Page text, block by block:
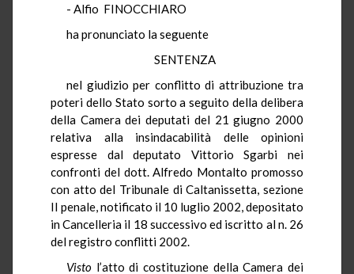
- Alfio FINOCCHIARO
ha pronunciato la seguente
SENTENZA
nel giudizio per conflitto di attribuzione tra
poteri dello Stato sorto a seguito della delibera
della Camera dei deputati del 21 giugno 2000
relativa alla insindacabilità delle opinioni
espresse dal deputato Vittorio Sgarbi nei
confronti del dott. Alfredo Montalto promosso
con atto del Tribunale di Caltanissetta, sezione
II penale, notificato il 10 luglio 2002, depositato
in Cancelleria il 18 successivo ed iscritto al n. 26
del registro conflitti 2002.
Visto l’atto di costituzione della Camera dei